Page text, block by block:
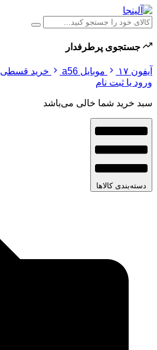
جستجوی پرطرفدار
آیفون ۱۷ موبایل a56
خرید قسطی
ورود یا ثبت نام
سبد خرید شما خالی می‌باشد
دسته‌بندی کالاها